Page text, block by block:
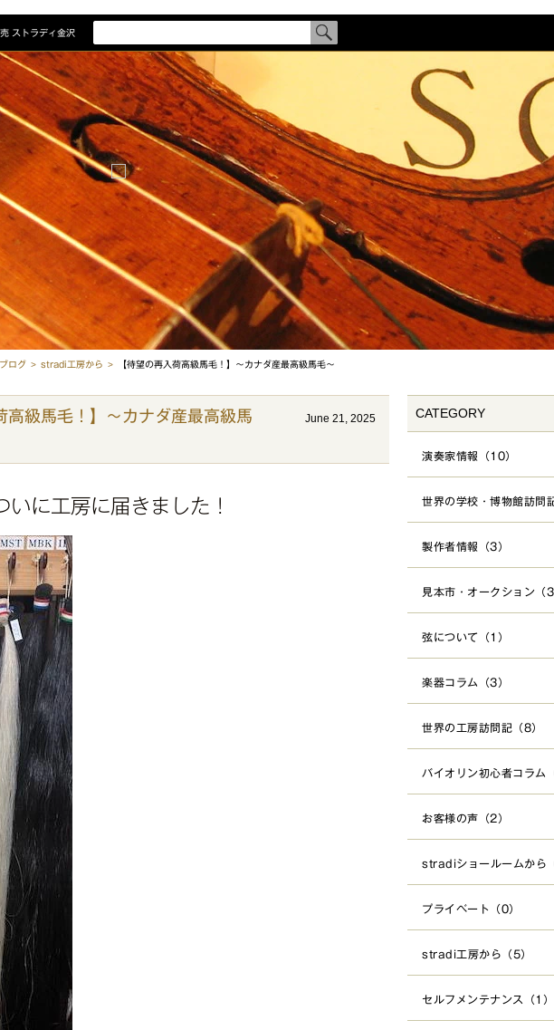
ストラディ金沢
検
商品を探す
商品一覧
カテゴリ一覧
国別一覧
制作者一覧
ヘルプ
よくあ
プライ
サービ
買取・下
委託販売
レンタル
ログ stradi工房から 【待望の再入荷高級馬毛！】〜カナダ産最高級馬毛〜
高級馬毛！】〜カナダ産最高級馬
June 21, 2025
に工房に届きました！
CATEGORY
演奏家情報（10）
世界の学校・博物館訪問
製作者情報（3）
見本市・オークション（3
弦について（1）
楽器コラム（3）
世界の工房訪問記（8）
バイオリン初心者コラム
お客様の声（2）
stradiショールームから
プライベート（0）
stradi工房から（5）
セルフメンテナンス（1）